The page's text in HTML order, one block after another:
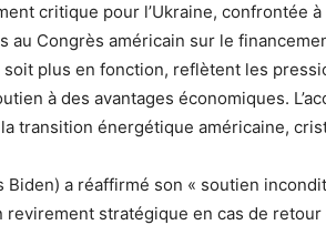
critique pour l’Ukraine, confrontée
Congrès américain sur le
soit plus en fonction, reflètent les
à des avantages économiques.
transition énergétique américaine,
Biden) a réaffirmé son « soutien
revirement stratégique en cas de